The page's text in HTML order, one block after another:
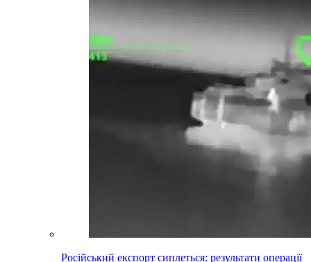
Російський експорт сиплеться: результати операції